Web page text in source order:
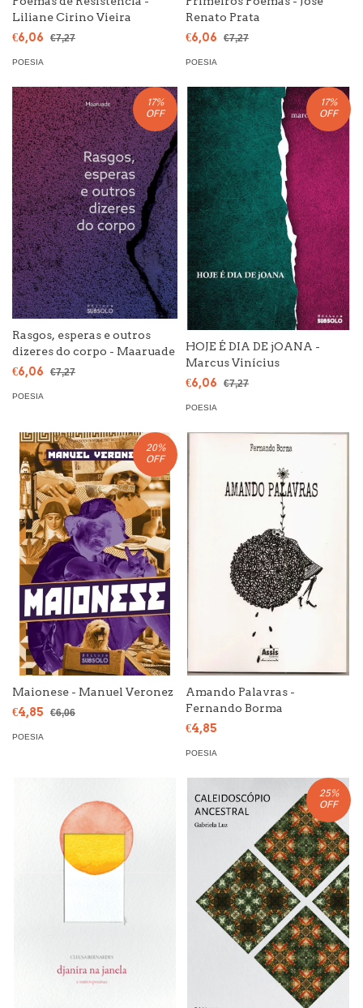
Liliane Cirino Vieira
€6,06
€7,27
POESIA
Renato Prata
€6,06
€7,27
POESIA
17%
OFF
Rasgos, esperas e outros
dizeres do corpo - Maaruade
€6,06
€7,27
POESIA
17%
OFF
HOJE É DIA DE jOANA -
Marcus Vinícius
€6,06
€7,27
POESIA
20%
OFF
Maionese - Manuel Veronez
€4,85
€6,06
POESIA
Amando Palavras -
Fernando Borma
€4,85
POESIA
25%
OFF